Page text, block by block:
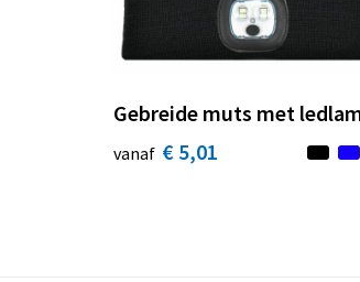
Gebreide muts met
vanaf € 5,01